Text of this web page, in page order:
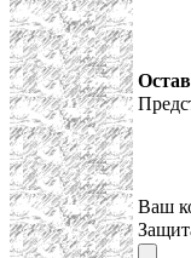
Ваш